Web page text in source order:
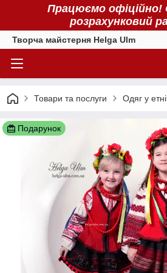
Працюємо офіційно!
розрахунковий
Творча майстерня Helga Ulm
Товари та послуги Одяг у
Подарунок